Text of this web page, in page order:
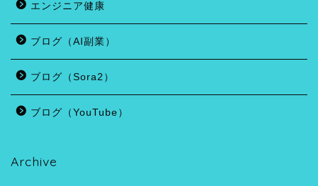
エンジニア健康
ブログ（AI副業）
ブログ（Sora2）
ブログ（YouTube）
Archive